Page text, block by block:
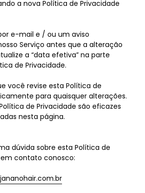
a nova Política de Privacidade
e-mail e / ou um aviso
Serviço antes que a alteração
a “data efetiva” na parte
de Privacidade.
você revise esta Política de
para quaisquer alterações.
de Privacidade são eficazes
nesta página.
dúvida sobre esta Política de
contato conosco: